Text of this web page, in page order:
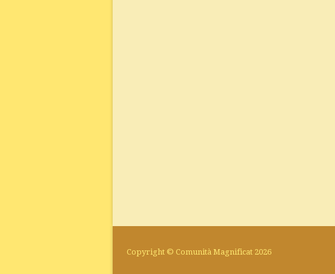
Copyright © Comunità Magnificat 2026